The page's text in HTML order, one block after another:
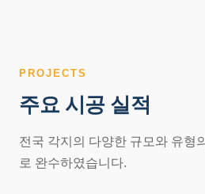
PROJECTS
주요 시공 실적
전국 각지의 다양한 규모와 유형
로 완수하였습니다.